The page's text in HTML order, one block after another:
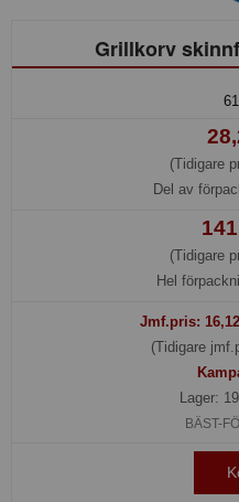
Grillkorv
(Tidigare
Del av
(Tidigare
Hel
Jmf.pris: 16,12
(Tidigare
Lager:
BÄST-